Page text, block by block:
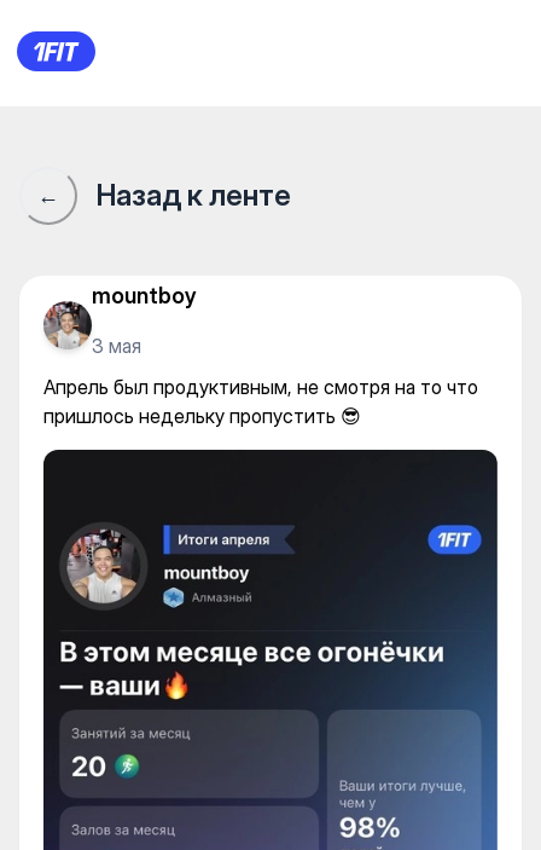
Апрель был продуктивным,
← Назад к ленте
mountboy
3 мая
Апрель был продуктивным, не смотря на то что
пришлось недельку пропустить 😎